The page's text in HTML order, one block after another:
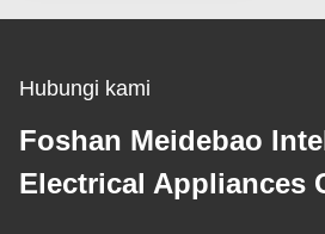
pendingin
Hubungi kami
Foshan Meidebao
Electrical Appliances